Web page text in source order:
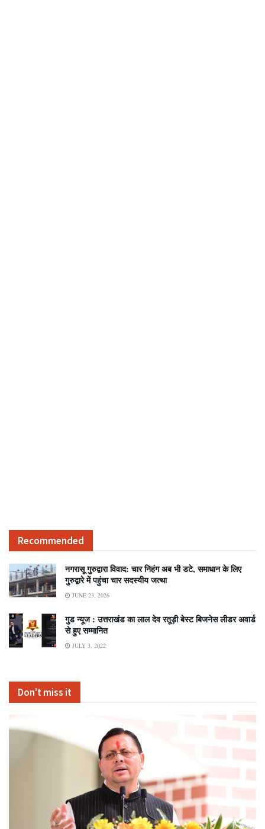
Recommended
नगरासू गुरुद्वारा विवाद: चार निहंग अब भी डटे, समाधान के लिए
गुरुद्वारे में पहुंचा चार सदस्यीय जत्था
JUNE 23, 2026
गुड न्यूज : उत्तराखंड का लाल देव रतूड़ी बेस्ट बिजनेस लीडर अवार्ड
से हुए सम्मानित
JULY 3, 2022
Don't miss it